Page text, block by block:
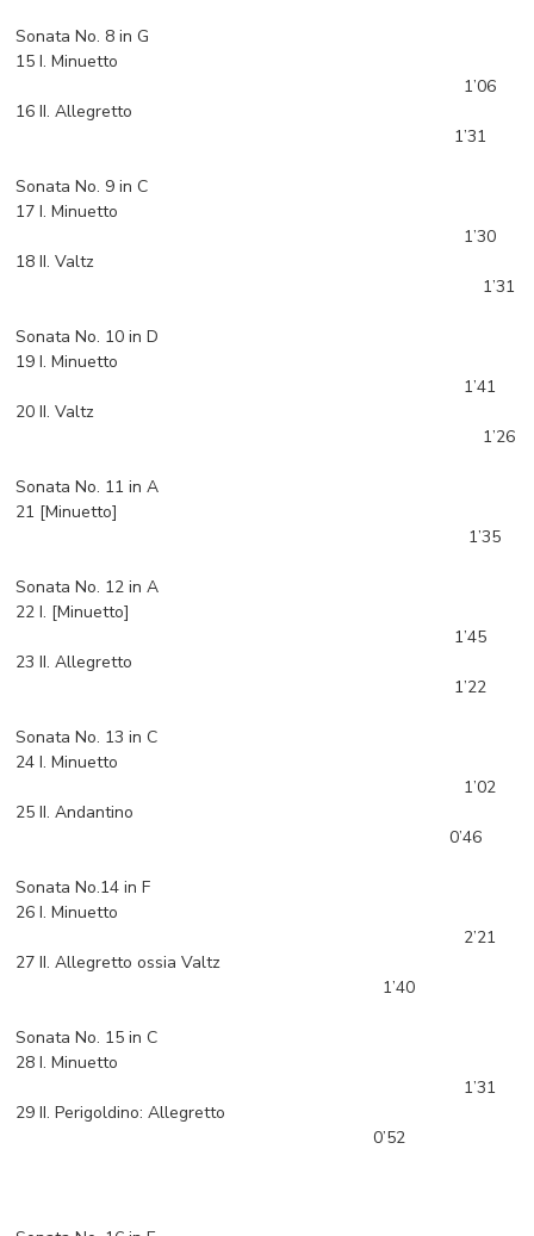
Sonata No. 8 in G
15 I. Minuetto
1’06
16 II. Allegretto
1’31
Sonata No. 9 in C
17 I. Minuetto
1’30
18 II. Valtz
1’31
Sonata No. 10 in D
19 I. Minuetto
1’41
20 II. Valtz
1’26
Sonata No. 11 in A
21 [Minuetto]
1’35
Sonata No. 12 in A
22 I. [Minuetto]
1’45
23 II. Allegretto
1’22
Sonata No. 13 in C
24 I. Minuetto
1’02
25 II. Andantino
0’46
Sonata No.14 in F
26 I. Minuetto
2’21
27 II. Allegretto ossia Valtz
1’40
Sonata No. 15 in C
28 I. Minuetto
1’31
29 II. Perigoldino: Allegretto
0’52